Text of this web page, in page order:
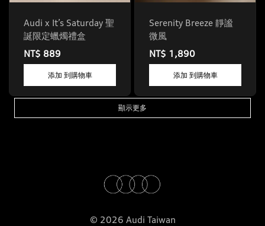
Audi x It’s Saturday 聖
誕限定蠟燭禮盒
NT$ 889
添加 到購物車
Serenity Breeze 靜謐
微風
NT$ 1,890
添加 到購物車
顯示更多
© 2026 Audi Taiwan